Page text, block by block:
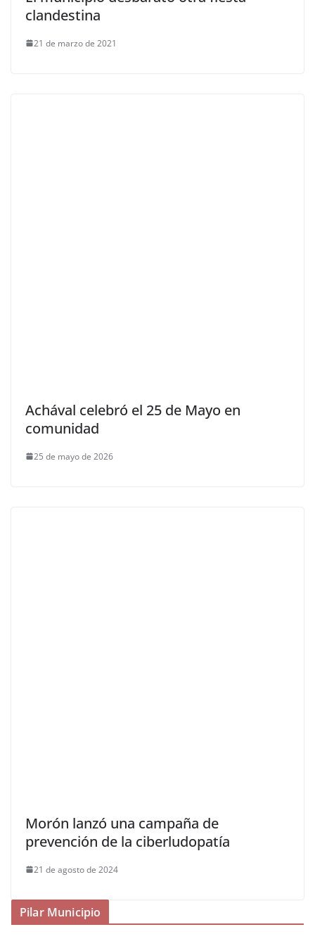
clandestina
21 de marzo de 2021
Achával celebró el 25 de Mayo en
comunidad
25 de mayo de 2026
Morón lanzó una campaña de
prevención de la ciberludopatía
21 de agosto de 2024
Pilar Municipio